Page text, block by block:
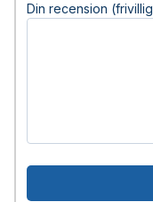
Din recension